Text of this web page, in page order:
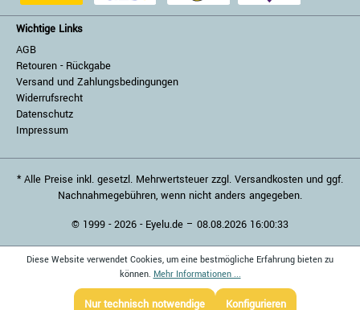
Wichtige Links
AGB
Retouren - Rückgabe
Versand und Zahlungsbedingungen
Widerrufsrecht
Datenschutz
Impressum
* Alle Preise inkl. gesetzl. Mehrwertsteuer zzgl. Versandkosten und ggf.
Nachnahmegebühren, wenn nicht anders angegeben.
© 1999 - 2026 - Eyelu.de – 08.08.2026 16:00:33
Diese Website verwendet Cookies, um eine bestmögliche Erfahrung bieten zu
können. Mehr Informationen ...
Nur technisch notwendige Konfigurieren